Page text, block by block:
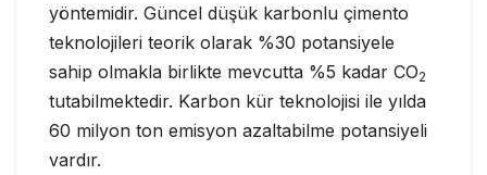
yöntemidir. Güncel düşük karbonlu çimento
teknolojileri teorik olarak %30 potansiyele
sahip olmakla birlikte mevcutta %5 kadar CO2
tutabilmektedir. Karbon kür teknolojisi ile yılda
60 milyon ton emisyon azaltabilme potansiyeli
vardır.